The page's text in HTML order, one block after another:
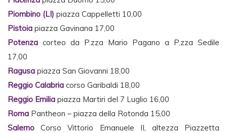
Piombino (LI) piazza Cappelletti 10,00
Pistoia piazza Gavinana 17,00
Potenza corteo da P.zza Mario Pagano a P.zza Sedile
17,00
Ragusa piazza San Giovanni 18,00
Reggio Calabria corso Garibaldi 18,00
Reggio Emilia piazza Martiri del 7 Luglio 16,00
Roma Pantheon – piazza della Rotonda 15,00
Salerno Corso Vittorio Emanuele II, altezza Piazzetta